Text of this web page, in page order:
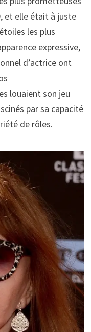
et elle était à juste
les plus
expressive,
d’actrice ont
louaient son jeu
par sa capacité
de rôles.